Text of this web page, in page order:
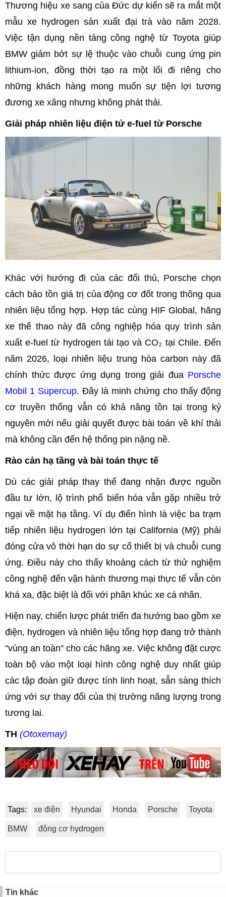
Thương hiệu xe sang của Đức dự kiến sẽ ra mắt một
mẫu xe hydrogen sản xuất đại trà vào năm 2028.
Việc tận dụng nền tảng công nghệ từ Toyota giúp
BMW giảm bớt sự lệ thuộc vào chuỗi cung ứng pin
lithium-ion, đồng thời tạo ra một lối đi riêng cho
những khách hàng mong muốn sự tiện lợi tương
đương xe xăng nhưng không phát thải.
Giải pháp nhiên liệu điện tử e-fuel từ Porsche
Khác với hướng đi của các đối thủ, Porsche chọn
cách bảo tồn giá trị của động cơ đốt trong thông qua
nhiên liệu tổng hợp. Hợp tác cùng HIF Global, hãng
xe thể thao này đã công nghiệp hóa quy trình sản
xuất e-fuel từ hydrogen tái tạo và CO₂ tại Chile. Đến
năm 2026, loại nhiên liệu trung hòa carbon này đã
chính thức được ứng dụng trong giải đua Porsche
Mobil 1 Supercup. Đây là minh chứng cho thấy động
cơ truyền thống vẫn có khả năng tồn tại trong kỷ
nguyên mới nếu giải quyết được bài toán về khí thải
mà không cần đến hệ thống pin nặng nề.
Rào cản hạ tầng và bài toán thực tế
Dù các giải pháp thay thế đang nhận được nguồn
đầu tư lớn, lộ trình phổ biến hóa vẫn gặp nhiều trở
ngại về mặt hạ tầng. Ví dụ điển hình là việc ba trạm
tiếp nhiên liệu hydrogen lớn tại California (Mỹ) phải
đóng cửa vô thời hạn do sự cố thiết bị và chuỗi cung
ứng. Điều này cho thấy khoảng cách từ thử nghiệm
công nghệ đến vận hành thương mại thực tế vẫn còn
khá xa, đặc biệt là đối với phân khúc xe cá nhân.
Hiện nay, chiến lược phát triển đa hướng bao gồm xe
điện, hydrogen và nhiên liệu tổng hợp đang trở thành
"vùng an toàn" cho các hãng xe. Việc không đặt cược
toàn bộ vào một loại hình công nghệ duy nhất giúp
các tập đoàn giữ được tính linh hoạt, sẵn sàng thích
ứng với sự thay đổi của thị trường năng lượng trong
tương lai.
TH (Otoxemay)
Tags: xe điện Hyundai Honda Porsche Toyota
BMW động cơ hydrogen
Tin khác